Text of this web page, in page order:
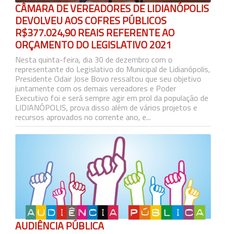
CÂMARA DE VEREADORES DE LIDIANÓPOLIS
DEVOLVEU AOS COFRES PÚBLICOS
R$377.024,90 REAIS REFERENTE AO
ORÇAMENTO DO LEGISLATIVO 2021
Nesta quinta-feira, dia 30 de dezembro com o
representante do Legislativo do Municipal de Lidianópolis,
Presidente Odair Jose Bovo ressaltou que seu objetivo
juntamente com os demais vereadores e Poder
Executivo foi e será sempre agir em prol da população de
LIDIANÓPOLIS, prova disso além de vários projetos e
recursos aprovados no corrente ano, e...
AUDIÊNCIA PÚBLICA